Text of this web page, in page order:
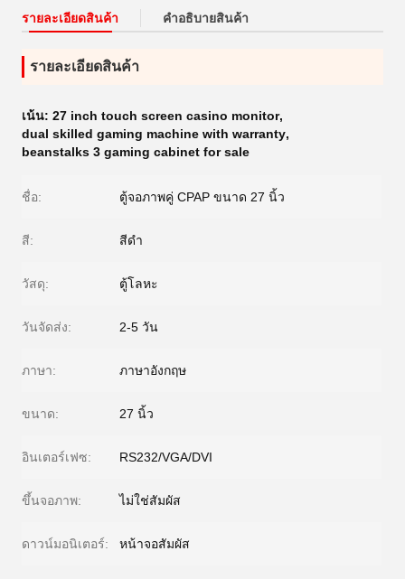
รายละเอียดสินค้า คําอธิบายสินค้า
รายละเอียดสินค้า
เน้น: 27 inch touch screen casino monitor,
dual skilled gaming machine with warranty,
beanstalks 3 gaming cabinet for sale
ชื่อ: ตู้จอภาพคู่ CPAP ขนาด 27 นิ้ว
สี: สีดํา
วัสดุ: ตู้โลหะ
วันจัดส่ง: 2-5 วัน
ภาษา: ภาษาอังกฤษ
ขนาด: 27 นิ้ว
อินเตอร์เฟซ: RS232/VGA/DVI
ขึ้นจอภาพ: ไม่ใช่สัมผัส
ดาวน์มอนิเตอร์: หน้าจอสัมผัส